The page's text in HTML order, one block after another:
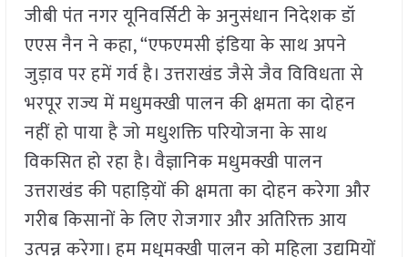
जीबी पंत नगर यूनिवर्सिटी के अनुसंधान निदेशक डॉ
एएस नैन ने कहा, “एफएमसी इंडिया के साथ अपने
जुड़ाव पर हमें गर्व है। उत्तराखंड जैसे जैव विविधता से
भरपूर राज्य में मधुमक्खी पालन की क्षमता का दोहन
नहीं हो पाया है जो मधुशक्ति परियोजना के साथ
विकसित हो रहा है। वैज्ञानिक मधुमक्खी पालन
उत्तराखंड की पहाड़ियों की क्षमता का दोहन करेगा और
गरीब किसानों के लिए रोजगार और अतिरिक्त आय
उत्पन्न करेगा। हम मधुमक्खी पालन को महिला उद्यमियों